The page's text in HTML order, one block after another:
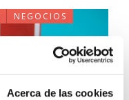
Acerca de las cookies
NEGOCIOS